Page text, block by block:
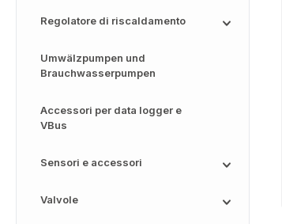
Regolatore di riscaldamento
Umwälzpumpen und
Brauchwasserpumpen
Accessori per data logger e
VBus
Sensori e accessori
Valvole